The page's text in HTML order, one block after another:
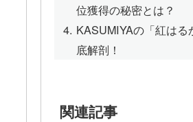
位獲得の秘密とは？
KASUMIYAの「紅はる
底解剖！
関連記事